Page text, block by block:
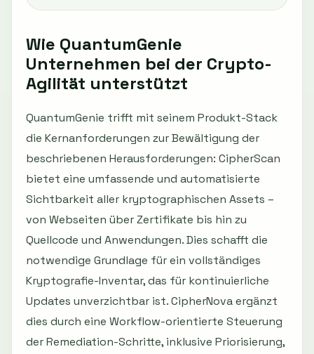
Wie QuantumGenie
Unternehmen bei der Crypto-
Agilität unterstützt
QuantumGenie trifft mit seinem Produkt-Stack
die Kernanforderungen zur Bewältigung der
beschriebenen Herausforderungen: CipherScan
bietet eine umfassende und automatisierte
Sichtbarkeit aller kryptographischen Assets –
von Webseiten über Zertifikate bis hin zu
Quellcode und Anwendungen. Dies schafft die
notwendige Grundlage für ein vollständiges
Kryptografie-Inventar, das für kontinuierliche
Updates unverzichtbar ist. CipherNova ergänzt
dies durch eine Workflow-orientierte Steuerung
der Remediation-Schritte, inklusive Priorisierung,